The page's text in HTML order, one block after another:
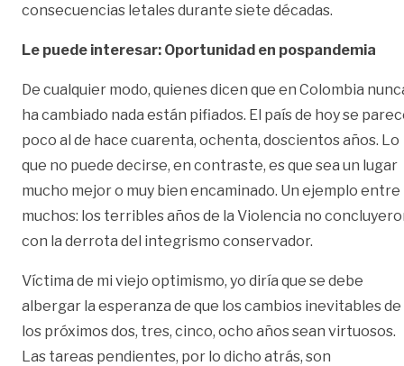
consecuencias letales durante siete décadas.
Le puede interesar: Oportunidad en pospandemia
De cualquier modo, quienes dicen que en Colombia
ha cambiado nada están pifiados. El país de hoy se
poco al de hace cuarenta, ochenta, doscientos años. Lo
que no puede decirse, en contraste, es que sea un lugar
mucho mejor o muy bien encaminado. Un ejemplo entre
muchos: los terribles años de la Violencia no
con la derrota del integrismo conservador.
Víctima de mi viejo optimismo, yo diría que se debe
albergar la esperanza de que los cambios inevitables de
los próximos dos, tres, cinco, ocho años sean virtuosos.
Las tareas pendientes, por lo dicho atrás, son